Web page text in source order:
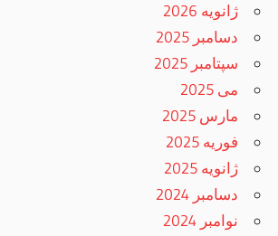
ژانویه 2026
دسامبر 2025
سپتامبر 2025
می 2025
مارس 2025
فوریه 2025
ژانویه 2025
دسامبر 2024
نوامبر 2024